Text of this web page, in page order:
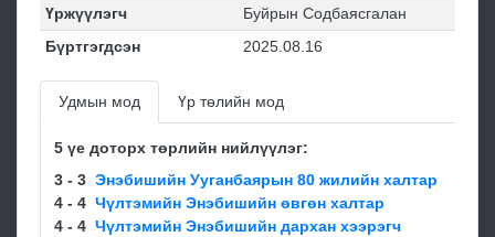
Үржүүлэгч
Буйрын Содбаясгалан
Бүртгэгдсэн
2025.08.16
Удмын мод Үр төлийн мод
5 үе доторх төрлийн нийлүүлэг:
3 - 3 Энэбишийн Ууганбаярын 80 жилийн халтар
4 - 4 Чүлтэмийн Энэбишийн өвгөн халтар
4 - 4 Чүлтэмийн Энэбишийн дархан хээрэгч